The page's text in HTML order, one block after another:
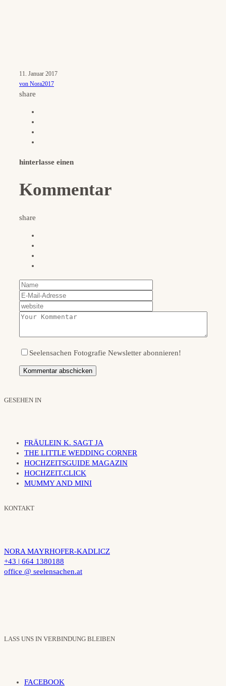
11. Januar 2017
von Nora2017
share
hinterlasse einen
Kommentar
share
Seelensachen Fotografie Newsletter abonnieren!
GESEHEN IN
FRÄULEIN K. SAGT JA
THE LITTLE WEDDING CORNER
HOCHZEITSGUIDE MAGAZIN
HOCHZEIT.CLICK
MUMMY AND MINI
KONTAKT
NORA MAYRHOFER-KADLICZ
+43 | 664 1380188
office @ seelensachen.at
LASS UNS IN VERBINDUNG BLEIBEN
FACEBOOK